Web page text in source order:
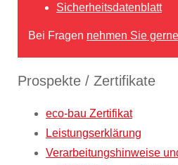
Sicherheitsdatenblatt
Bei Fragen nehmen Sie
Prospekte / Zertifikate
eco-bau Zertifikat
Leistungserklärung
Verarbeitungshinweise